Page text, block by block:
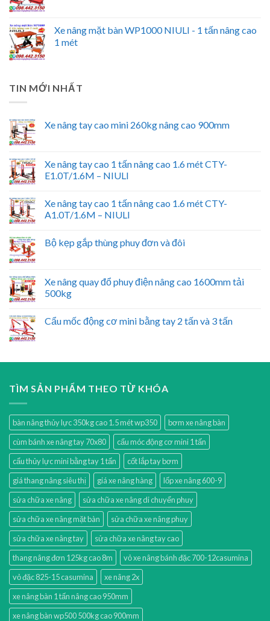
Xe nâng mặt bàn WP1000 NIULI - 1 tấn nâng cao
1 mét
TIN MỚI NHẤT
Xe nâng tay cao mini 260kg nâng cao 900mm
Xe nâng tay cao 1 tấn nâng cao 1.6 mét CTY-
E1.0T/1.6M – NIULI
Xe nâng tay cao 1 tấn nâng cao 1.6 mét CTY-
A1.0T/1.6M – NIULI
Bộ kẹp gắp thùng phuy đơn và đôi
Xe nâng quay đổ phuy điện nâng cao 1600mm tải
500kg
Cẩu mốc động cơ mini bằng tay 2 tấn và 3 tấn
TÌM SẢN PHẨM THEO TỪ KHÓA
bàn nâng thủy lực 350kg cao 1.5 mét wp350
bơm xe nâng bàn
cùm bánh xe nâng tay 70x80
cẩu móc động cơ mini 1 tấn
cẩu thủy lực mini bằng tay 1 tấn
cốt lắp tay bơm
giá thang nâng siêu thị
giá xe nâng hàng
lốp xe nâng 600-9
sửa chữa xe nâng
sửa chữa xe nâng di chuyển phuy
sửa chữa xe nâng mặt bàn
sửa chữa xe nâng phuy
sửa chữa xe nâng tay
sửa chữa xe nâng tay cao
thang nâng đơn 125kg cao 8m
vỏ xe nâng bánh đặc 700-12casumina
vỏ đặc 825-15 casumina
xe nâng 2x
xe nâng bàn 1 tấn nâng cao 950mm
xe nâng bàn wp500 500kg cao 900mm